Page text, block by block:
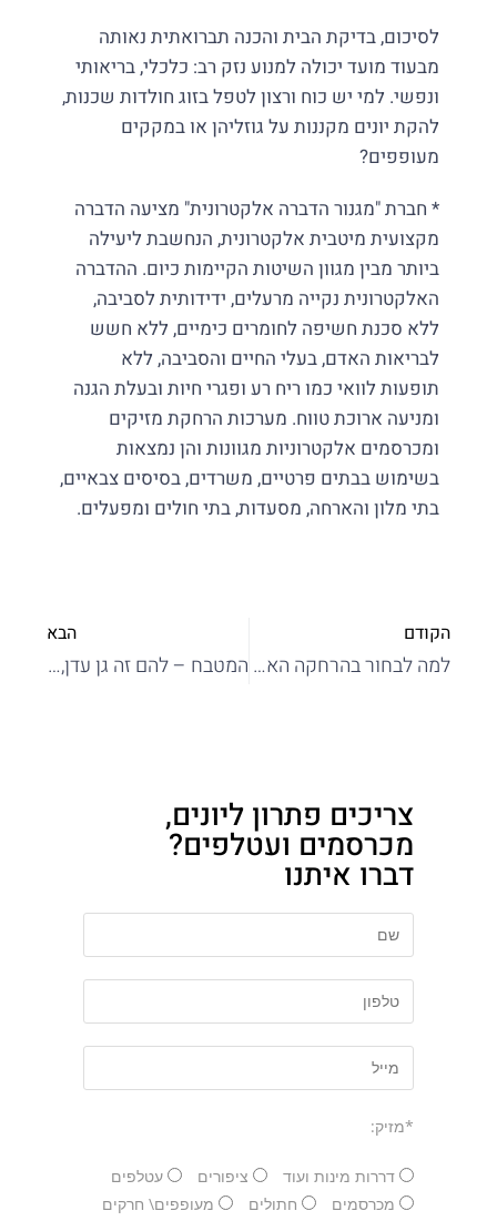
לסיכום, בדיקת הבית והכנה תברואתית נאותה
מבעוד מועד יכולה למנוע נזק רב: כלכלי, בריאותי
ונפשי. למי יש כוח ורצון לטפל בזוג חולדות שכנות,
להקת יונים מקננות על גוזליהן או במקקים
מעופפים?
* חברת "מגנור הדברה אלקטרונית" מציעה הדברה
מקצועית מיטבית אלקטרונית, הנחשבת ליעילה
ביותר מבין מגוון השיטות הקיימות כיום. ההדברה
האלקטרונית נקייה מרעלים, ידידותית לסביבה,
ללא סכנת חשיפה לחומרים כימיים, ללא חשש
לבריאות האדם, בעלי החיים והסביבה, ללא
תופעות לוואי כמו ריח רע ופגרי חיות ובעלת הגנה
ומניעה ארוכת טווח. מערכות הרחקת מזיקים
ומכרסמים אלקטרוניות מגוונות והן נמצאות
בשימוש בבתים פרטיים, משרדים, בסיסים צבאיים,
בתי מלון והארחה, מסעדות, בתי חולים ומפעלים.
הקודם
למה לבחור בהרחקה האלקטרונית של מגנור?
הבא
המטבח – להם זה גן עדן, לנו זה פשוט מסוכן
צריכים פתרון ליונים,
מכרסמים ועטלפים?
דברו איתנו
*מזיק:
דררות מינות ועוד ציפורים
עטלפים
מכרסמים
חתולים
מעופפים\ חרקים